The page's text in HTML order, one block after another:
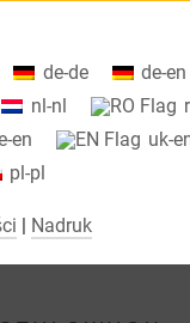
cookie. Niektóre
naszej witryny
ustawiane tylko
akordeonu,
de-de
de-en
nl-nl
en
uk-
pl-pl
| Nadruk